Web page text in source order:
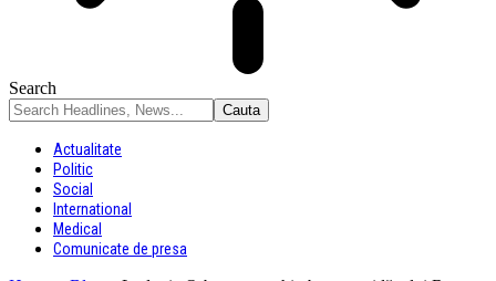
Search
Actualitate
Politic
Social
International
Medical
Comunicate de presa